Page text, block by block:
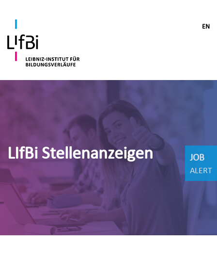
EN
LIfBi Stellenanzeigen JOB
ALERT